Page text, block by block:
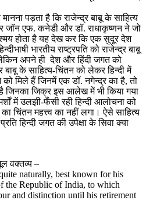
पड़ता है कि राजेन्द्र बाबू के साहित्य
जॉन एफ. कनेडी और डॉ. राधाकृष्णन ने जो
होता है यह देख कर कि एक सुदूर देश
भारतीय राष्ट्रपति को राजेन्द्र बाबू
अपने ही देश और हिंदी जगत को
बाबू के साहित्य-चिंतन को लेकर हिन्दी में
मिले हैं जिनमें एक डॉ. नगेन्द्र का है, तो
जिनका जिक्र इस आलेख में भी किया गया
में उलझी-फँसी रही हिन्दी आलोचना को
चिंतन महत्त्व का नहीं लगा। ऐसे साहित्य
हिन्दी जगत की उपेक्षा के सिवा क्या
वक्तव्य –
naturally, best known for his
the Republic of India, to which
and distinction until his retirement